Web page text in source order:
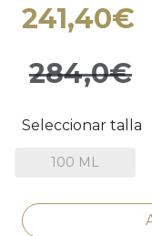
241,40€
284,0€
Seleccionar talla
100 ML